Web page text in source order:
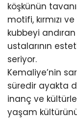
köşkünün
motifi, kırmızı
kubbeyi
ustalarının
seriyor.
Kemaliye’nin
süredir ayakta
inanç ve
yaşam